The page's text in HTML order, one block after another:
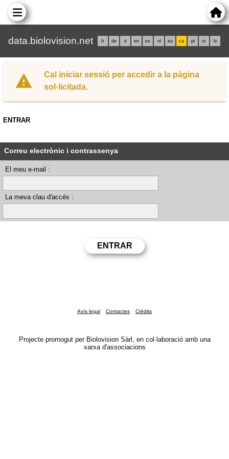
data.biolovision.net fr de it en es nl eu ca pl rs lv
Cal iniciar sessió per accedir a la pàgina
sol·licitada.
ENTRAR
Correu electrònic i contrassenya
El meu e-mail :
La meva clau d'accés :
Avís legal Contactes Crèdits
Projecte promogut per Biolovision Sàrl, en col·laboració amb una
xarxa d'associacions